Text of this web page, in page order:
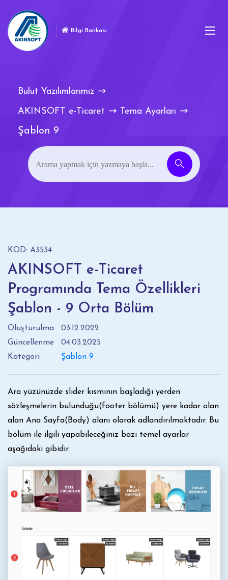
Bilgi Bankası
Bulut Yazılımlarımız
AKINSOFT e-Ticaret Tema Ayarları
Şablon 9
KOD: A3534
AKINSOFT e-Ticaret
Programında Tema Özellikleri
Şablon - 9 Orta Bölüm
Oluşturulma
03.12.2022
Güncellenme
04.03.2025
Kategori
Şablon 9
Ara yüzünüzde slider kısmının başladığı yerden
sözleşmelerin bulunduğu(footer bölümü) yere kadar olan
alan Ana Sayfa(Body) alanı olarak adlandırılmaktadır. Bu
bölüm ile ilgili yapabileceğiniz bazı temel ayarlar
aşağıdaki gibidir.